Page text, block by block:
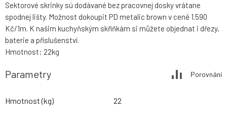
Sektorové skrinky sú dodávané bez pracovnej dosky vrátane
spodnej lišty. Možnost dokoupit PD metalic brown v ceně 1.590
Kč/1m. K našim kuchyňským skříňkám si můžete objednat i dřezy,
baterie a příslušenství.
Hmotnost: 22kg
Parametry Porovnání
Hmotnost (kg) 22